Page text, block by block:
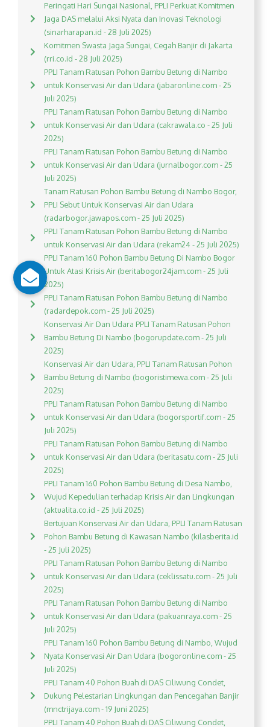
Peringati Hari Sungai Nasional, PPLI Perkuat Komitmen
Jaga DAS melalui Aksi Nyata dan Inovasi Teknologi
(sinarharapan.id - 28 Juli 2025)
Komitmen Swasta Jaga Sungai, Cegah Banjir di Jakarta
(rri.co.id - 28 Juli 2025)
PPLI Tanam Ratusan Pohon Bambu Betung di Nambo
untuk Konservasi Air dan Udara (jabaronline.com - 25
Juli 2025)
PPLI Tanam Ratusan Pohon Bambu Betung di Nambo
untuk Konservasi Air dan Udara (cakrawala.co - 25 Juli
2025)
PPLI Tanam Ratusan Pohon Bambu Betung di Nambo
untuk Konservasi Air dan Udara (jurnalbogor.com - 25
Juli 2025)
Tanam Ratusan Pohon Bambu Betung di Nambo Bogor,
PPLI Sebut Untuk Konservasi Air dan Udara
(radarbogor.jawapos.com - 25 Juli 2025)
PPLI Tanam Ratusan Pohon Bambu Betung di Nambo
untuk Konservasi Air dan Udara (rekam24 - 25 Juli 2025)
PPLI Tanam 160 Pohon Bambu Betung Di Nambo Bogor
Untuk Atasi Krisis Air (beritabogor24jam.com - 25 Juli
2025)
PPLI Tanam Ratusan Pohon Bambu Betung di Nambo
(radardepok.com - 25 Juli 2025)
Konservasi Air Dan Udara PPLI Tanam Ratusan Pohon
Bambu Betung Di Nambo (bogorupdate.com - 25 Juli
2025)
Konservasi Air dan Udara, PPLI Tanam Ratusan Pohon
Bambu Betung di Nambo (bogoristimewa.com - 25 Juli
2025)
PPLI Tanam Ratusan Pohon Bambu Betung di Nambo
untuk Konservasi Air dan Udara (bogorsportif.com - 25
Juli 2025)
PPLI Tanam Ratusan Pohon Bambu Betung di Nambo
untuk Konservasi Air dan Udara (beritasatu.com - 25 Juli
2025)
PPLI Tanam 160 Pohon Bambu Betung di Desa Nambo,
Wujud Kepedulian terhadap Krisis Air dan Lingkungan
(aktualita.co.id - 25 Juli 2025)
Bertujuan Konservasi Air dan Udara, PPLI Tanam Ratusan
Pohon Bambu Betung di Kawasan Nambo (kilasberita.id
- 25 Juli 2025)
PPLI Tanam Ratusan Pohon Bambu Betung di Nambo
untuk Konservasi Air dan Udara (ceklissatu.com - 25 Juli
2025)
PPLI Tanam Ratusan Pohon Bambu Betung di Nambo
untuk Konservasi Air dan Udara (pakuanraya.com - 25
Juli 2025)
PPLI Tanam 160 Pohon Bambu Betung di Nambo, Wujud
Nyata Konservasi Air Dan Udara (bogoronline.com - 25
Juli 2025)
PPLI Tanam 40 Pohon Buah di DAS Ciliwung Condet,
Dukung Pelestarian Lingkungan dan Pencegahan Banjir
(mnctrijaya.com - 19 Juni 2025)
PPLI Tanam 40 Pohon Buah di DAS Ciliwung Condet,